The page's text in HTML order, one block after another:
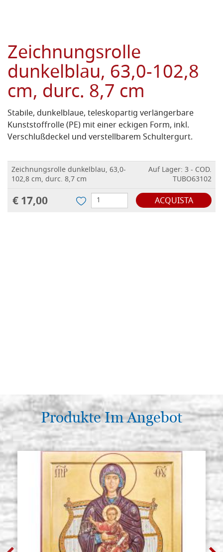
Zeichnungsrolle
dunkelblau, 63,0-102,8
cm, durc. 8,7 cm
Stabile, dunkelblaue, teleskopartig verlängerbare
Kunststoffrolle (PE) mit einer eckigen Form, inkl.
Verschlußdeckel und verstellbarem Schultergurt.
Zeichnungsrolle dunkelblau, 63,0-
102,8 cm, durc. 8,7 cm
Auf Lager: 3 - COD.
TUBO63102
€ 17,00 ACQUISTA
Produkte Im Angebot